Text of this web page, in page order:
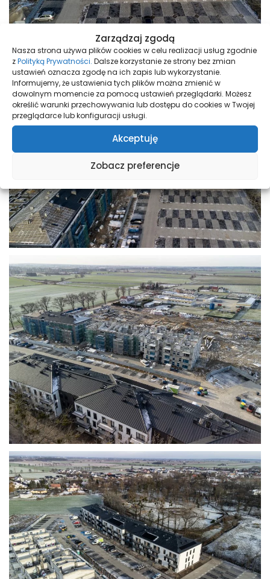
Zarządzaj zgodą
Nasza strona używa plików cookies w celu realizacji usług zgodnie
zPolityką Prywatności. Dalsze korzystanie ze strony bez zmian
ustawień oznacza zgodę na ich zapis lub wykorzystanie.
Informujemy, że ustawienia tych plików można zmienić w
dowolnym momencie za pomocą ustawień przeglądarki. Możesz
określić warunki przechowywania lub dostępu do cookies w Twojej
przeglądarce lub konfiguracji usługi.
Akceptuję
Zobacz preferencje